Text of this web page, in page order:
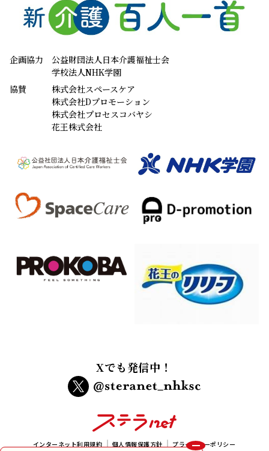
企画協力
公益財団法人日本介護福祉士会
学校法人NHK学園
協賛
株式会社スペースケア
株式会社Dプロモーション
株式会社プロセスコバヤシ
花王株式会社
Xでも発信中！
インターネット利用規約 個人情報保護方針 プライバシーポリシー